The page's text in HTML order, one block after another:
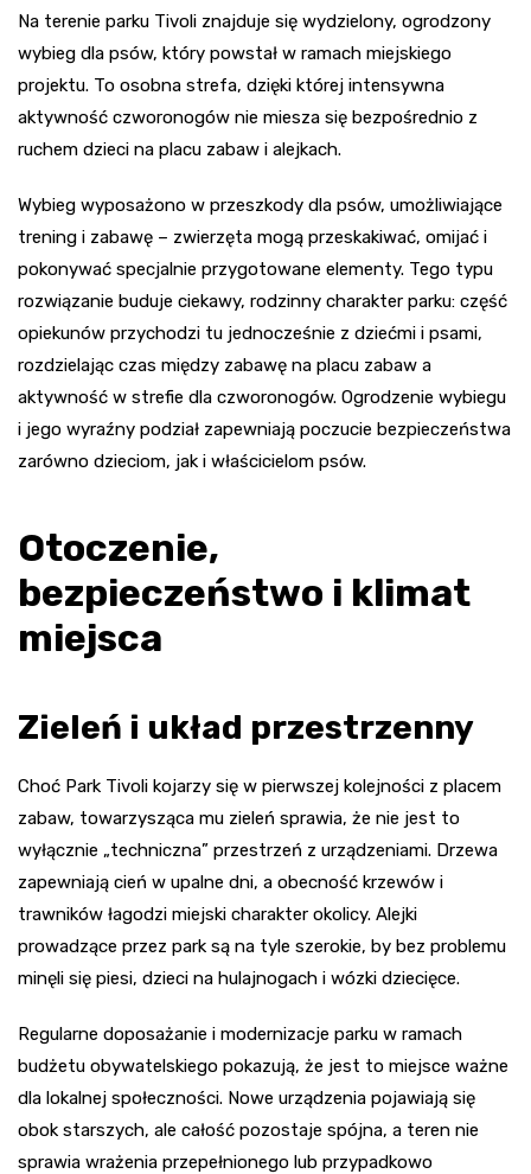
Na terenie parku Tivoli znajduje się wydzielony, ogrodzony
wybieg dla psów, który powstał w ramach miejskiego
projektu. To osobna strefa, dzięki której intensywna
aktywność czworonogów nie miesza się bezpośrednio z
ruchem dzieci na placu zabaw i alejkach.
Wybieg wyposażono w przeszkody dla psów, umożliwiające
trening i zabawę – zwierzęta mogą przeskakiwać, omijać i
pokonywać specjalnie przygotowane elementy. Tego typu
rozwiązanie buduje ciekawy, rodzinny charakter parku: część
opiekunów przychodzi tu jednocześnie z dziećmi i psami,
rozdzielając czas między zabawę na placu zabaw a
aktywność w strefie dla czworonogów. Ogrodzenie wybiegu
i jego wyraźny podział zapewniają poczucie bezpieczeństwa
zarówno dzieciom, jak i właścicielom psów.
Otoczenie,
bezpieczeństwo i klimat
miejsca
Zieleń i układ przestrzenny
Choć Park Tivoli kojarzy się w pierwszej kolejności z placem
zabaw, towarzysząca mu zieleń sprawia, że nie jest to
wyłącznie „techniczna” przestrzeń z urządzeniami. Drzewa
zapewniają cień w upalne dni, a obecność krzewów i
trawników łagodzi miejski charakter okolicy. Alejki
prowadzące przez park są na tyle szerokie, by bez problemu
minęli się piesi, dzieci na hulajnogach i wózki dziecięce.
Regularne doposażanie i modernizacje parku w ramach
budżetu obywatelskiego pokazują, że jest to miejsce ważne
dla lokalnej społeczności. Nowe urządzenia pojawiają się
obok starszych, ale całość pozostaje spójna, a teren nie
sprawia wrażenia przepełnionego lub przypadkowo